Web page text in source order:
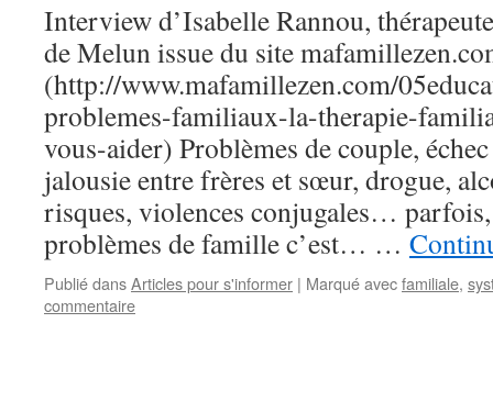
Interview d’Isabelle Rannou,
de Melun issue du site
(http://www.mafamillezen.com/
problemes-familiaux-la-therapie-
vous-aider) Problèmes de couple,
jalousie entre frères et sœur, drogue,
risques, violences conjugales…
problèmes de famille c’est… …
Publié dansArticles pour s'informer | Marqué avecfamiliale,
commentaire